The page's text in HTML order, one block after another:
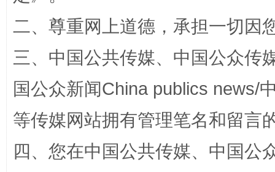
站台名比不上好声名
二、尊重网上道德，承担一切因
三、中国公共传媒、中国公众传
国公众新闻China publics news/
等传媒网站拥有管理笔名和留言
四、您在中国公共传媒、中国公